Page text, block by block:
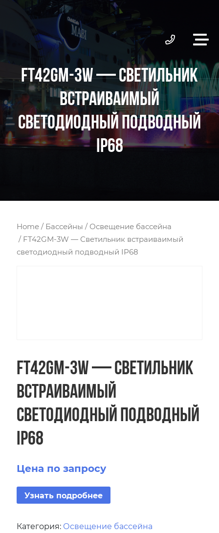
FT42GM-3W — СВЕТИЛЬНИК
ВСТРАИВАИМЫЙ
СВЕТОДИОДНЫЙ ПОДВОДНЫЙ
IP68
Home / Бассейны / Освещение бассейна
/ FT42GM-3W — Светильник встраиваимый
светодиодный подводный IP68
FT42GM-3W — Светильник
встраиваимый
светодиодный подводный
IP68
Цена по запросу
Узнать подробнее
Категория: Освещение бассейна